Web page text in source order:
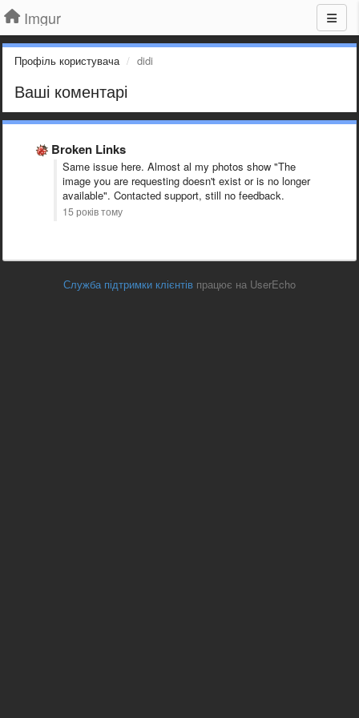
Imgur
Профіль користувача didi
Ваші коментарі
Broken Links
Same issue here. Almost al my photos show "The
image you are requesting doesn't exist or is no longer
available". Contacted support, still no feedback.
15 років тому
Служба підтримки клієнтів працює на UserEcho